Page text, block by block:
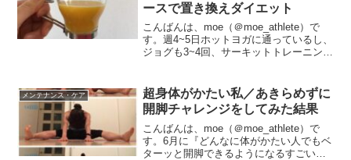
ースで置き換えダイエット
こんばんは、moe（＠moe_athlete）で
す。週4~5日ホットヨガに通っているし、
ジョグも3~4回、サーキットトレーニング
ン完走に向けた練習／2017年4月...
メンテナンス・ケア
超身体がかたい私／あきらめずに
開脚チャレンジをしてみた結果
こんばんは、moe（＠moe_athlete）で
す。6月に『どんなに体がかたい人でもベ
ターッと開脚できるようになるすごい方